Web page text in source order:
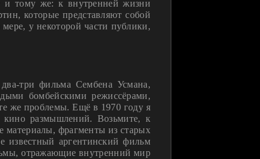
и тому же: к внутренней жизни
которые представляют собой
у некоторой части публики,
три фильма Сембена Усмана,
бомбейскими режиссёрами,
же проблемы. Ещё в 1970 году я
кино размышлений. Возьмите, к
фрагменты из старых
аргентинский фильм
отражающие внутренний мир